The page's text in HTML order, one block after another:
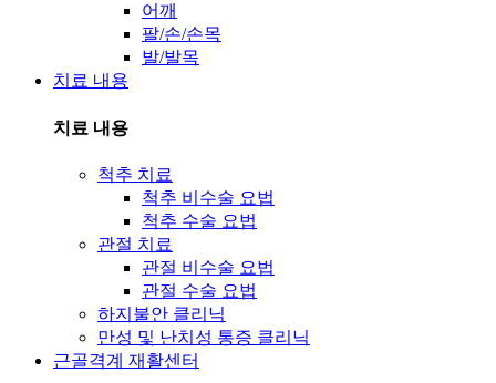
어깨
팔/손/손목
발/발목
치료 내용
치료 내용
척추 치료
척추 비수술 요법
척추 수술 요법
관절 치료
관절 비수술 요법
관절 수술 요법
하지불안 클리닉
만성 및 난치성 통증 클리닉
근골격계 재활센터